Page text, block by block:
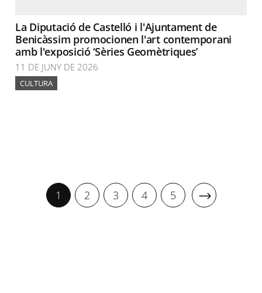
La Diputació de Castelló i l'Ajuntament de
Benicàssim promocionen l'art contemporani
amb l'exposició ‘Sèries Geomètriques’
11 DE JUNY DE 2026
CULTURA
1 2 3 4 5